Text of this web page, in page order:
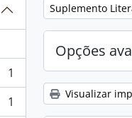
1
1
Remover filtro:
Suplemento
Opções
Visualizar